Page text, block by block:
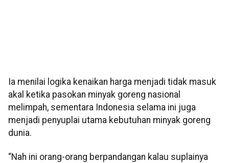
Ia menilai logika kenaikan harga menjadi tidak masuk
akal ketika pasokan minyak goreng nasional
melimpah, sementara Indonesia selama ini juga
menjadi penyuplai utama kebutuhan minyak goreng
dunia.
“Nah ini orang-orang berpandangan kalau suplainya